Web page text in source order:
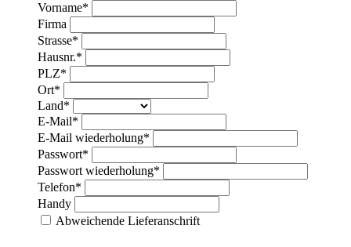
Vorname*
Firma
Strasse*
Hausnr.*
PLZ*
Ort*
Land*
E-Mail*
E-Mail wiederholung*
Passwort*
Passwort wiederholung*
Telefon*
Handy
Abweichende Lieferanschrift